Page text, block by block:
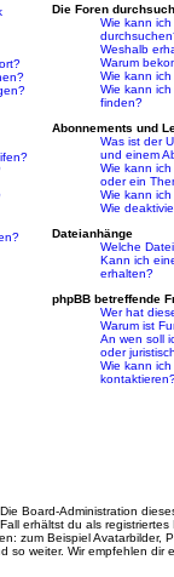
Die Foren
Wie kann
Weshalb
Warum
Wie kann
Wie kann
finden?
Abonnements und
Was ist der
und einem
Wie kann
oder ein
Wie kann
Wie
Dateianhänge
Welche
Kann ich
erhalten?
phpBB betreffende
Wer hat
Warum ist
An wen soll
oder
Wie kann
Board-Administration
erhältst du als
zum Beispiel Avatarbilder,
so weiter. Wir empfehlen dir